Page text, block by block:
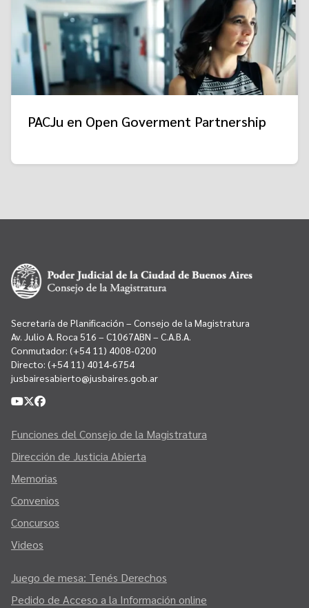
PACJu en Open Goverment Partnership
Secretaría de Planificación – Consejo de la Magistratura
Av. Julio A. Roca 516 – C1067ABN – C.A.B.A.
Conmutador: (+54 11) 4008-0200
Directo: (+54 11) 4014-6754
jusbairesabierto@jusbaires.gob.ar
Funciones del Consejo de la Magistratura
Dirección de Justicia Abierta
Memorias
Convenios
Concursos
Videos
Juego de mesa: Tenés Derechos
Pedido de Acceso a la Información online